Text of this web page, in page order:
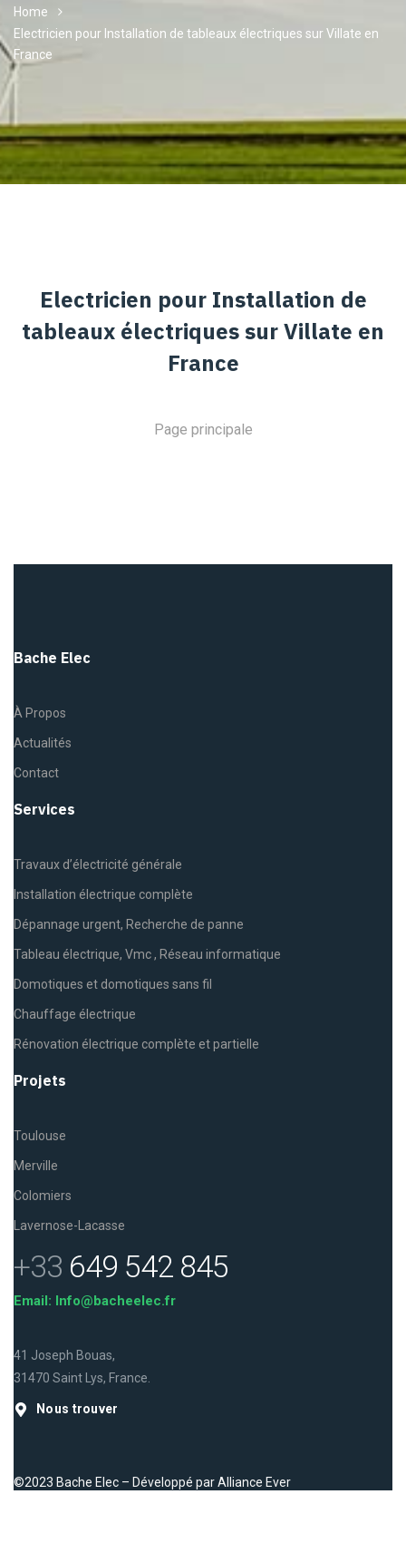
Home
Electricien pour Installation de tableaux électriques sur Villate en
France
Electricien pour Installation de
tableaux électriques sur Villate en
France
Page principale
Bache Elec
À Propos
Actualités
Contact
Services
Travaux d’électricité générale
Installation électrique complète
Dépannage urgent, Recherche de panne
Tableau électrique, Vmc , Réseau informatique
Domotiques et domotiques sans fil
Chauffage électrique
Rénovation électrique complète et partielle
Projets
Toulouse
Merville
Colomiers
Lavernose-Lacasse
+33 649 542 845
Email: Info@bacheelec.fr
41 Joseph Bouas,
31470 Saint Lys, France.
Nous trouver
©2023 Bache Elec – Développé parAlliance Ever